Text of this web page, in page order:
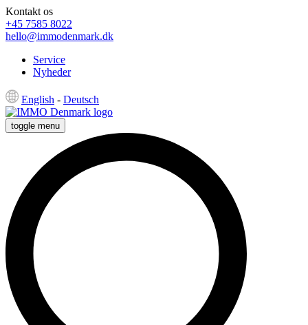
Kontakt os
+45 7585 8022
hello@immodenmark.dk
Service
Nyheder
English - Deutsch
toggle menu